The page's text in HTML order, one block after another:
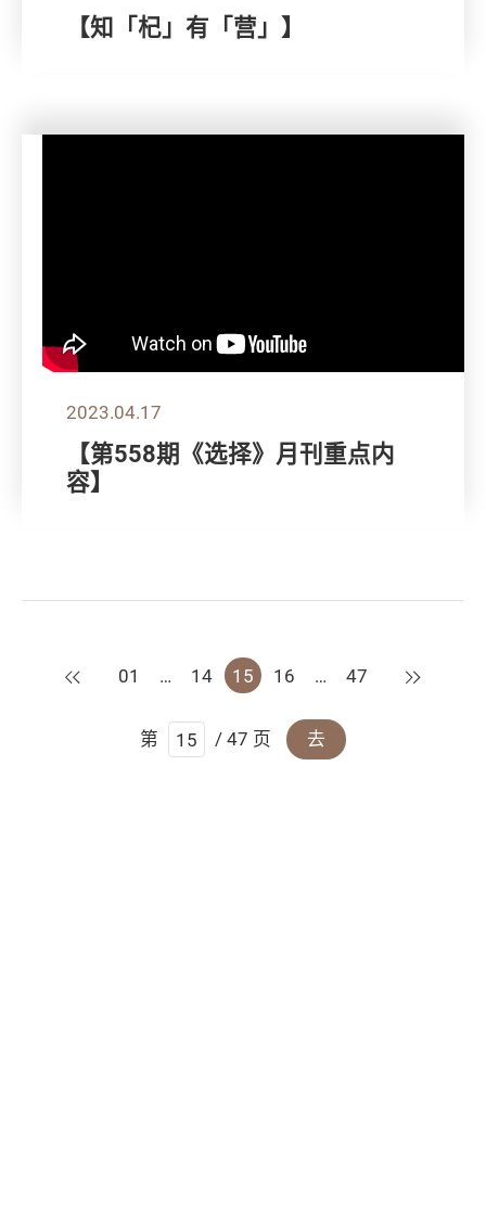
【知「杞」有「营」】
2023.04.17
【第558期《选择》月刊重点内
容】
上一页
01 … 14 15 16 … 47 下一页
第 / 47 页 去